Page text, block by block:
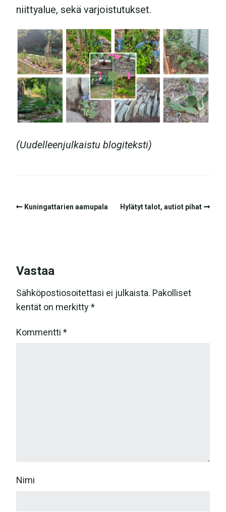
niittyalue, sekä varjoistutukset.
(Uudelleenjulkaistu blogiteksti)
Kuningattarien aamupala Hylätyt talot, autiot pihat
Vastaa
Sähköpostiosoitettasi ei julkaista. Pakolliset
kentät on merkitty*
Kommentti *
Nimi